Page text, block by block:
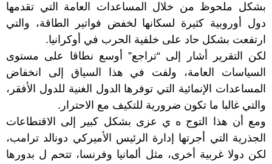
بشكل ملحوظ من خلال المساعدات العامة التي تقدمها
دول أوروبية كثيرة لسكانها لخفض فواتير الطاقة، والتي
ارتفعت بشكل حاد على خلفية الحرب في أوكرانيا.
لكن التقرير أشار إلى “تراجع” أوسع نطاقا على مستوى
السياسات العامة، ولفت في هذا السياق إلى انخفاض
المساعدات الإنمائية التي توفرها الدول الغنية للدول الأفقر،
والتي غالبا ما تكون ضرورية للتكيف مع الاحترار.
ومع أن هذا التوج ه ي عزى بشكل كبير إلى الاقتطاعات
الجذرية التي أجرتها إدارة الرئيس الأميركي دونالد ترامب،
لكن دولا غربية أخرى، مثل ألمانيا وفرنسا، تتحم ل بدورها